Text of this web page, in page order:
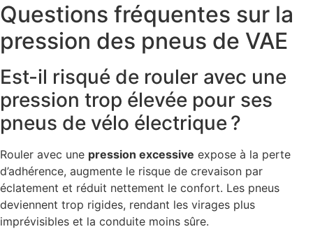
Questions fréquentes sur la
pression des pneus de VAE
Est-il risqué de rouler avec une
pression trop élevée pour ses
pneus de vélo électrique ?
Rouler avec une pression excessive expose à la perte
d’adhérence, augmente le risque de crevaison par
éclatement et réduit nettement le confort. Les pneus
deviennent trop rigides, rendant les virages plus
imprévisibles et la conduite moins sûre.